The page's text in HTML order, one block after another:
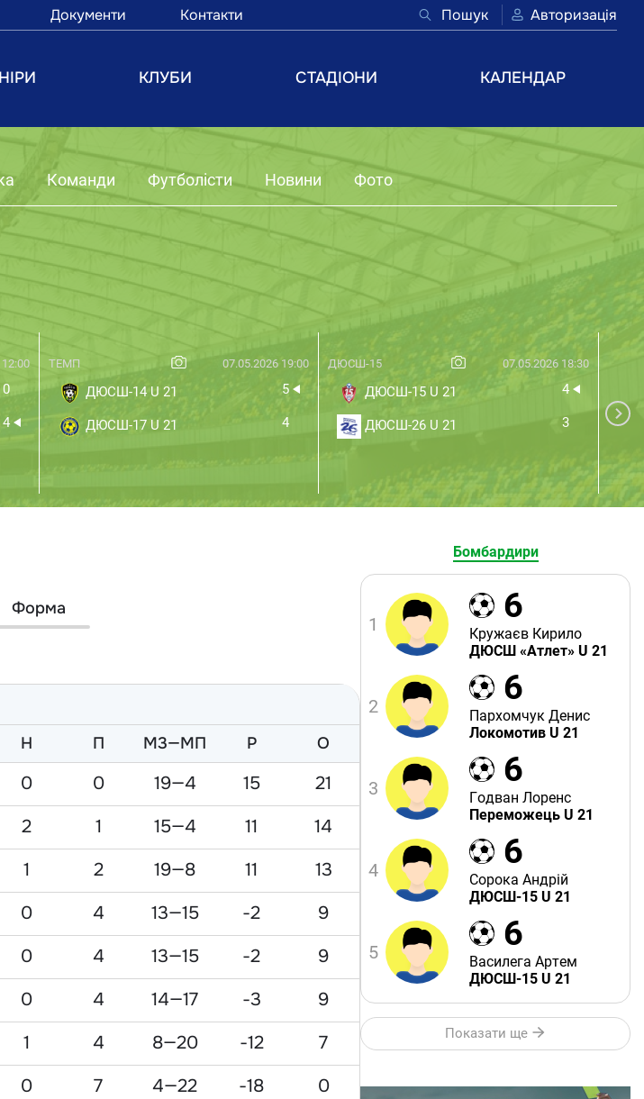
Документи Контакти Пошук Авторизація
КЛУБИ СТАДІОНИ КАЛЕНДАР
Команди Футболісти Новини Фото
0
4
ТЕМП 07.05.2026 19:00
ДЮСШ-14 U 21 5
ДЮСШ-17 U 21 4
ДЮСШ-15 07.05.2026 18:30
ДЮСШ-15 U 21 4
ДЮСШ-26 U 21 3
Форма
Н П М3—МП Р O
0 0 19—4 15
21
2 1 15—4 11
14
1 2 19—8 11
13
0 4 13—15 -2
9
0 4 13—15 -2
9
0 4 14—17 -3
9
1 4 8—20 -12
7
0 7 4—22 -18
0
Бомбардири
1 6
Кружаєв Кирило
ДЮСШ «Атлет» U 21
2 6
Пархомчук Денис
Локомотив U 21
3 6
Годван Лоренс
Переможець U 21
4 6
Сорока Андрій
ДЮСШ-15 U 21
5 6
Василега Артем
ДЮСШ-15 U 21
Показати ще